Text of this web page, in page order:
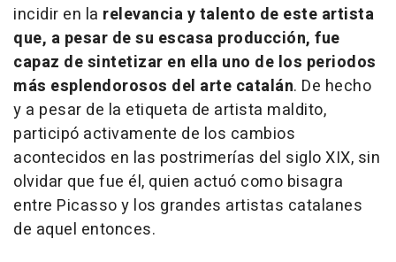
incidir en la relevancia y talento de este artista
que, a pesar de su escasa producción, fue
capaz de sintetizar en ella uno de los periodos
más esplendorosos del arte catalán. De hecho
y a pesar de la etiqueta de artista maldito,
participó activamente de los cambios
acontecidos en las postrimerías del siglo XIX, sin
olvidar que fue él, quien actuó como bisagra
entre Picasso y los grandes artistas catalanes
de aquel entonces.